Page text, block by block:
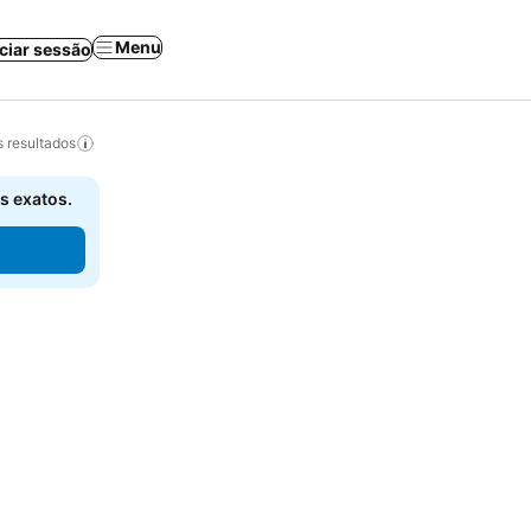
sessão Menu
resultados
exatos.